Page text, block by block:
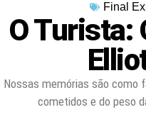
Final
O Turista:
Nossas memórias são como
cometidos e do peso